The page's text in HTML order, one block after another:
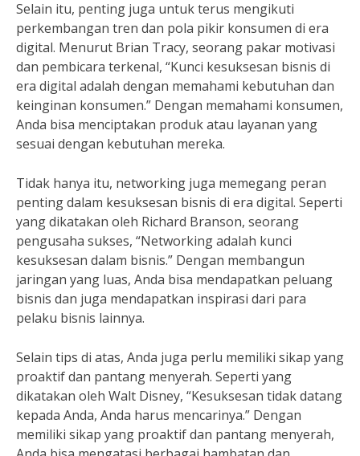
Selain itu, penting juga untuk terus mengikuti
perkembangan tren dan pola pikir konsumen di era
digital. Menurut Brian Tracy, seorang pakar motivasi
dan pembicara terkenal, “Kunci kesuksesan bisnis di
era digital adalah dengan memahami kebutuhan dan
keinginan konsumen.” Dengan memahami konsumen,
Anda bisa menciptakan produk atau layanan yang
sesuai dengan kebutuhan mereka.
Tidak hanya itu, networking juga memegang peran
penting dalam kesuksesan bisnis di era digital. Seperti
yang dikatakan oleh Richard Branson, seorang
pengusaha sukses, “Networking adalah kunci
kesuksesan dalam bisnis.” Dengan membangun
jaringan yang luas, Anda bisa mendapatkan peluang
bisnis dan juga mendapatkan inspirasi dari para
pelaku bisnis lainnya.
Selain tips di atas, Anda juga perlu memiliki sikap yang
proaktif dan pantang menyerah. Seperti yang
dikatakan oleh Walt Disney, “Kesuksesan tidak datang
kepada Anda, Anda harus mencarinya.” Dengan
memiliki sikap yang proaktif dan pantang menyerah,